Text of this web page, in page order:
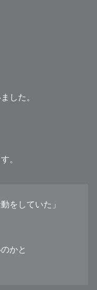
した。
。
をしていた」
かと